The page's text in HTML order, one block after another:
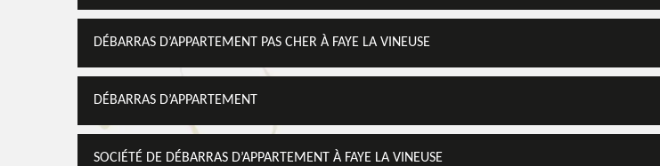
DÉBARRAS D’APPARTEMENT PAS CHER À FAYE LA VINEUSE
DÉBARRAS D’APPARTEMENT
SOCIÉTÉ DE DÉBARRAS D’APPARTEMENT À FAYE LA VINEUSE